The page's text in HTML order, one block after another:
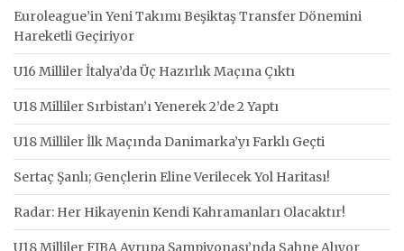
Euroleague’in Yeni Takımı Beşiktaş Transfer Dönemini
Hareketli Geçiriyor
U16 Milliler İtalya’da Üç Hazırlık Maçına Çıktı
U18 Milliler Sırbistan’ı Yenerek 2’de 2 Yaptı
U18 Milliler İlk Maçında Danimarka’yı Farklı Geçti
Sertaç Şanlı; Gençlerin Eline Verilecek Yol Haritası!
Radar: Her Hikayenin Kendi Kahramanları Olacaktır!
U18 Milliler FIBA Avrupa Şampiyonası’nda Sahne Alıyor